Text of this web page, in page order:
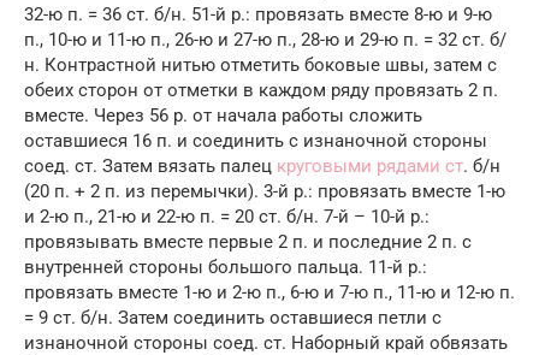
32-ю п. = 36 ст. б/н. 51-й р.: провязать вместе 8-ю и 9-ю
п., 10-ю и 11-ю п., 26-ю и 27-ю п., 28-ю и 29-ю п. = 32 ст. б/
н. Контрастной нитью отметить боковые швы, затем с
обеих сторон от отметки в каждом ряду провязать 2 п.
вместе. Через 56 р. от начала работы сложить
оставшиеся 16 п. и соединить с изнаночной стороны
соед. ст. Затем вязать палец круговыми рядами ст. б/н
(20 п. + 2 п. из перемычки). 3-й р.: провязать вместе 1-ю
и 2-ю п., 21-ю и 22-ю п. = 20 ст. б/н. 7-й – 10-й р.:
провязывать вместе первые 2 п. и последние 2 п. с
внутренней стороны большого пальца. 11-й р.:
провязать вместе 1-ю и 2-ю п., 6-ю и 7-ю п., 11-ю и 12-ю п.
= 9 ст. б/н. Затем соединить оставшиеся петли с
изнаночной стороны соед. ст. Наборный край обвязать